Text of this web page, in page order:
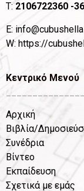
T:2106722360 -
Ε:
W: https://
Κεντρικό Μενού
Αρχική
Βιβλία/
Συνέδρια
Βίντεο
Εκπαίδευση
Σχετικά με εμάς